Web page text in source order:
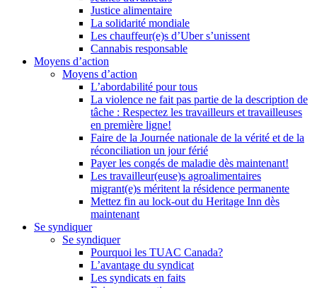
Justice alimentaire
La solidarité mondiale
Les chauffeur(e)s d’Uber s’unissent
Cannabis responsable
Moyens d’action
Moyens d’action
L’abordabilité pour tous
La violence ne fait pas partie de la description de
tâche : Respectez les travailleurs et travailleuses
en première ligne!
Faire de la Journée nationale de la vérité et de la
réconciliation un jour férié
Payer les congés de maladie dès maintenant!
Les travailleur(euse)s agroalimentaires
migrant(e)s méritent la résidence permanente
Mettez fin au lock-out du Heritage Inn dès
maintenant
Se syndiquer
Se syndiquer
Pourquoi les TUAC Canada?
L’avantage du syndicat
Les syndicats en faits